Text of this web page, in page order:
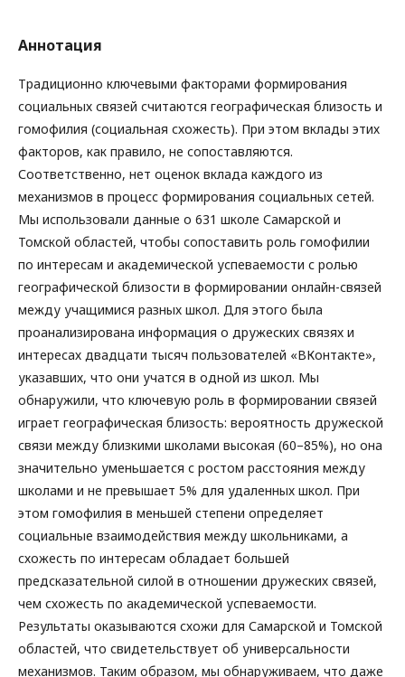
Аннотация
Традиционно ключевыми факторами формирования
социальных связей считаются географическая близость и
гомофилия (социальная схожесть). При этом вклады этих
факторов, как правило, не сопоставляются.
Соответственно, нет оценок вклада каждого из
механизмов в процесс формирования социальных сетей.
Мы использовали данные о 631 школе Самарской и
Томской областей, чтобы сопоставить роль гомофилии
по интересам и академической успеваемости с ролью
географической близости в формировании онлайн-связей
между учащимися разных школ. Для этого была
проанализирована информация о дружеских связях и
интересах двадцати тысяч пользователей «ВКонтакте»,
указавших, что они учатся в одной из школ. Мы
обнаружили, что ключевую роль в формировании связей
играет географическая близость: вероятность дружеской
связи между близкими школами высокая (60–85%), но она
значительно уменьшается с ростом расстояния между
школами и не превышает 5% для удаленных школ. При
этом гомофилия в меньшей степени определяет
социальные взаимодействия между школьниками, а
схожесть по интересам обладает большей
предсказательной силой в отношении дружеских связей,
чем схожесть по академической успеваемости.
Результаты оказываются схожи для Самарской и Томской
областей, что свидетельствует об универсальности
механизмов. Таким образом, мы обнаруживаем, что даже